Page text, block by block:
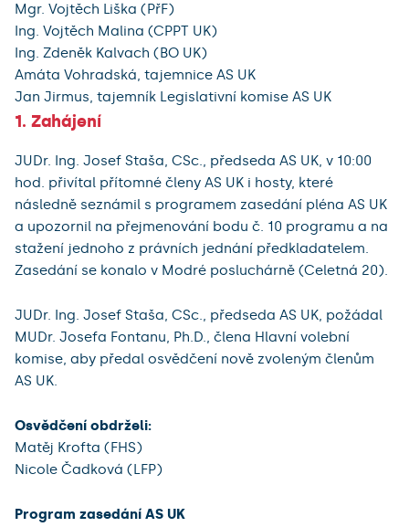
Mgr. Vojtěch Liška (PřF)
Ing. Vojtěch Malina (CPPT UK)
Ing. Zdeněk Kalvach (BO UK)
Amáta Vohradská, tajemnice AS UK
Jan Jirmus, tajemník Legislativní komise AS UK
1. Zahájení
JUDr. Ing. Josef Staša, CSc., předseda AS UK, v 10:00
hod. přivítal přítomné členy AS UK i hosty, které
následně seznámil s programem zasedání pléna AS UK
a upozornil na přejmenování bodu č. 10 programu a na
stažení jednoho z právních jednání předkladatelem.
Zasedání se konalo v Modré posluchárně (Celetná 20).
JUDr. Ing. Josef Staša, CSc., předseda AS UK, požádal
MUDr. Josefa Fontanu, Ph.D., člena Hlavní volební
komise, aby předal osvědčení nově zvoleným členům
AS UK.
Osvědčení obdrželi:
Matěj Krofta (FHS)
Nicole Čadková (LFP)
Program zasedání AS UK